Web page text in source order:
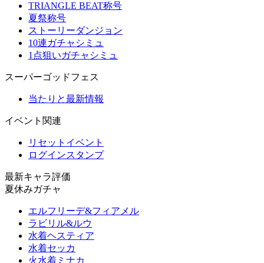
TRIANGLE BEAT称号
夏祭称号
ストーリーダンジョン
10連ガチャシミュ
1点狙いガチャシミュ
スーパーゴッドフェス
当たりと最新情報
イベント関連
リセットイベント
ログインスタンプ
最新キャラ評価
夏休みガチャ
エルフリーデ&フィアメル
ラビリル&ルウ
水着ヘスティア
水着セッカ
火水着ミナカ